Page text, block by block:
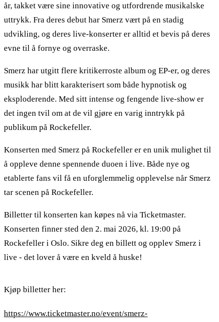
år, takket være sine innovative og utfordrende musikalske
uttrykk. Fra deres debut har Smerz vært på en stadig
udvikling, og deres live-konserter er alltid et bevis på deres
evne til å fornye og overraske.
Smerz har utgitt flere kritikerroste album og EP-er, og deres
musikk har blitt karakterisert som både hypnotisk og
eksploderende. Med sitt intense og fengende live-show er
det ingen tvil om at de vil gjøre en varig inntrykk på
publikum på Rockefeller.
Konserten med Smerz på Rockefeller er en unik mulighet til
å oppleve denne spennende duoen i live. Både nye og
etablerte fans vil få en uforglemmelig opplevelse når Smerz
tar scenen på Rockefeller.
Billetter til konserten kan køpes nå via Ticketmaster.
Konserten finner sted den 2. mai 2026, kl. 19:00 på
Rockefeller i Oslo. Sikre deg en billett og opplev Smerz i
live - det lover å være en kveld å huske!
Kjøp billetter her:
https://www.ticketmaster.no/event/smerz-